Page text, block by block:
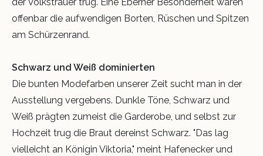
der Volkstrauer trug. Eine Eberner Besonderheit waren
offenbar die aufwendigen Borten, Rüschen und Spitzen
am Schürzenrand.
Schwarz und Weiß dominierten
Die bunten Modefarben unserer Zeit sucht man in der
Ausstellung vergebens. Dunkle Töne, Schwarz und
Weiß prägten zumeist die Garderobe, und selbst zur
Hochzeit trug die Braut dereinst Schwarz. "Das lag
vielleicht an Königin Viktoria," meint Hafenecker und